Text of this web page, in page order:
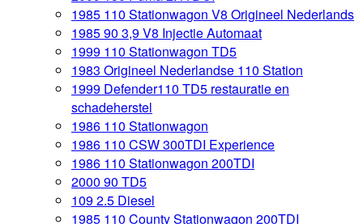
1985 110 Stationwagon V8 Origineel Nederlands
1985 90 3,9 V8 Injectie Automaat
1999 110 Stationwagon TD5
1983 Origineel Nederlandse 110 Station
1999 Defender110 TD5 restauratie en
schadeherstel
1986 110 Stationwagon
1986 110 CSW 300TDI Experience
1986 110 Stationwagon 200TDI
2000 90 TD5
109 2.5 Diesel
1985 110 County Stationwagon 200TDI